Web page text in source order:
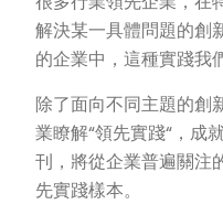
解決某一具體問題的創
的企業中，這種實踐我
除了面向不同主題的創
業瞭解“領先實踐“，成
刊，將從企業普遍關注
先實踐樣本。